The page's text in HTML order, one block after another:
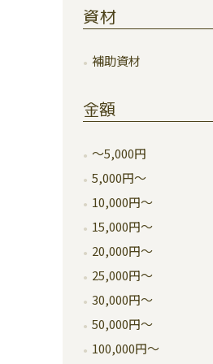
資材
補助資材
金額
～5,000円
5,000円～
10,000円～
15,000円～
20,000円～
25,000円～
30,000円～
50,000円～
100,000円～